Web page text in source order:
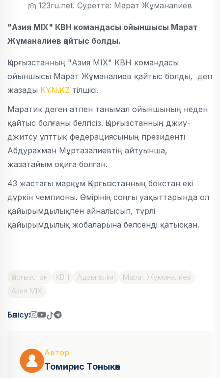
123ru.net. Суретте: Марат Жұманалиев
"Азия MIX" КВН командасы ойыншысы Марат
Жұманалиев қайтыс болды.
Қырғызстанның "Азия MIX" КВН командасы
ойыншысы Марат Жұманалиев қайтыс болды, деп
жазады KYN.KZ тілшісі.
Маратик деген атпен танымал ойыншының неден
қайтыс болғаны белгісіз. Қырғызстанның джиу-
джитсу ұлттық федерациясының президенті
Абдурахман Мұртазалиевтің айтуынша,
жазатайым оқиға болған.
43 жастағы марқұм Қырғызстанның бокстан екі
дүркін чемпионы. Өмірінің соңғы уақыттарында ол
қайырымдылықпен айналысып, түрлі
қайырымдылық жобаларына белсенді қатысқан.
Қырғызстан КВН Адам өлімі
Марат Жұманалиев
Азия MIX
Бөлісу:
Автор
Томирис Тоныкөк